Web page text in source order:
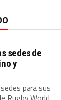
sedes de
y
para sus
Rugby World